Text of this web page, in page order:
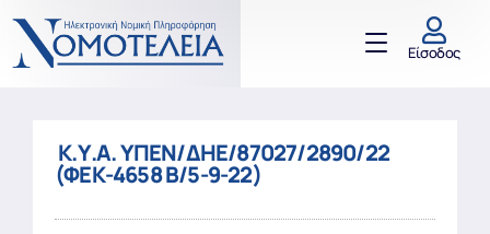
Είσοδος
Κ.Υ.Α. ΥΠΕΝ/ΔΗΕ/87027/2890/22
(ΦΕΚ-4658 Β/5-9-22)